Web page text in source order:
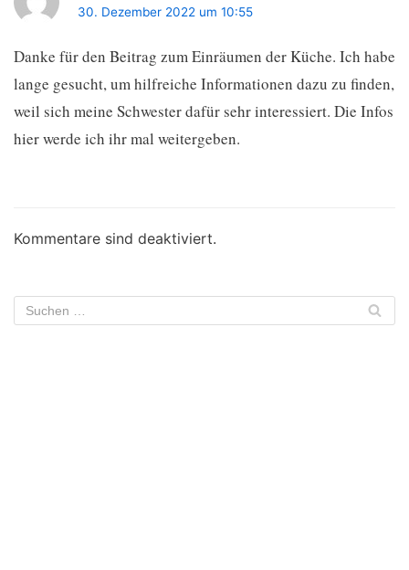
30. Dezember 2022 um 10:55
Danke für den Beitrag zum Einräumen der Küche. Ich habe
lange gesucht, um hilfreiche Informationen dazu zu finden,
weil sich meine Schwester dafür sehr interessiert. Die Infos
hier werde ich ihr mal weitergeben.
Kommentare sind deaktiviert.